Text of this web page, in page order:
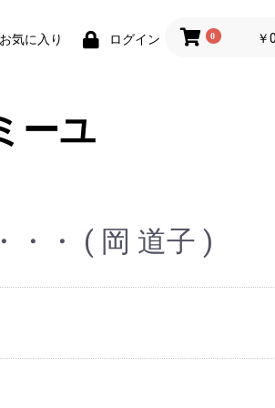
お気に入り ログイン 0 ￥0
ーユ
・ ( 岡 道子 )